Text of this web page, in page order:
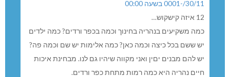
30/11/-0001 בשעה 00:00
12 איזה קישקוש…
כמה משקיעים בנהריה בחינוך וכמה בכפר ורדים? כמה ילדים
יש ששם בכל כיצה וכמה כאן? כמה אלימות יש שם וכמה פה?
יש להם מבנים יםין ואני מקווה שיהיו גם לנו. מבחינת איכות
חיים נהריה היא כמה רמות מתחת כפר ורדים.